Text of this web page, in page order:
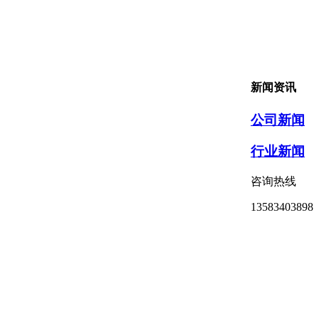
新闻资讯
公司新闻
行业新闻
咨询热线
13583403898